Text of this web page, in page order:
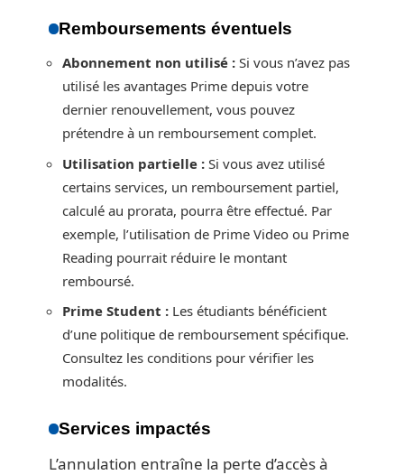
Remboursements éventuels
Abonnement non utilisé : Si vous n’avez pas
utilisé les avantages Prime depuis votre
dernier renouvellement, vous pouvez
prétendre à un remboursement complet.
Utilisation partielle : Si vous avez utilisé
certains services, un remboursement partiel,
calculé au prorata, pourra être effectué. Par
exemple, l’utilisation de Prime Video ou Prime
Reading pourrait réduire le montant
remboursé.
Prime Student : Les étudiants bénéficient
d’une politique de remboursement spécifique.
Consultez les conditions pour vérifier les
modalités.
Services impactés
L’annulation entraîne la perte d’accès à